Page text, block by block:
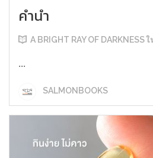
คำนำ
A BRIGHT RAY OF
...
SALMONBOOKS